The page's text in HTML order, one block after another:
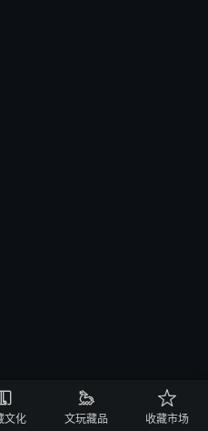
文化

文玩藏品

收藏市场